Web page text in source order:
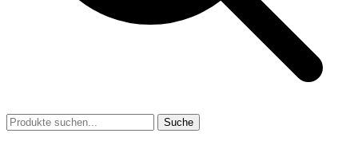
Suche